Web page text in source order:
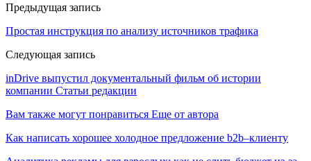
Предыдущая запись
Простая инструкция по анализу источников трафика
Следующая запись
inDrive выпустил документальный фильм об истории
компании Статьи редакции
Вам также могут понравиться Еще от автора
Как написать хорошее холодное предложение b2b–клиенту